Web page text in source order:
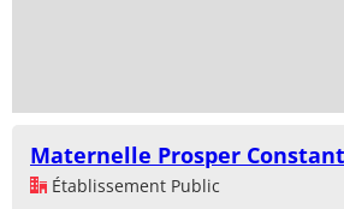
Maternelle Prosper
Établissement Public